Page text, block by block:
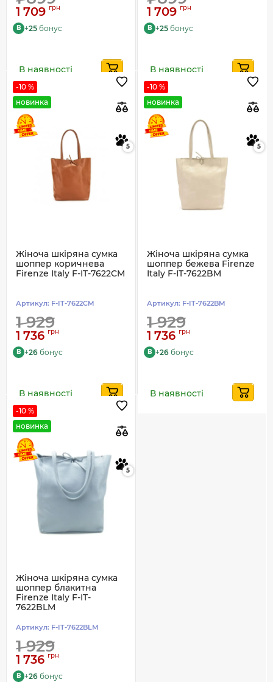
1 709 грн
B +25 бонус
В наявності
1 709 грн
B +25 бонус
В наявності
-10 %
новинка
5
Жіноча шкіряна сумка
шоппер коричнева
Firenze Italy F-IT-7622CM
Артикул: F-IT-7622CM
1 929
1 736 грн
B +26 бонус
В наявності
-10 %
новинка
5
Жіноча шкіряна сумка
шоппер бежева Firenze
Italy F-IT-7622BM
Артикул: F-IT-7622BM
1 929
1 736 грн
B +26 бонус
В наявності
-10 %
новинка
5
Жіноча шкіряна сумка
шоппер блакитна
Firenze Italy F-IT-
7622BLM
Артикул: F-IT-7622BLM
1 929
1 736 грн
B +26 бонус